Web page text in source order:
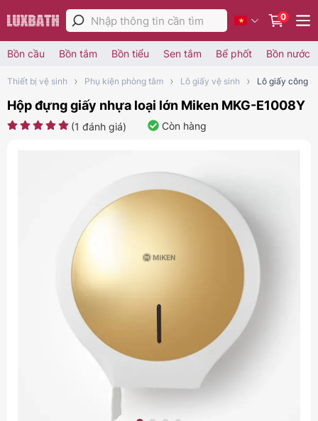
0
Bồn cầu Bồn tắm Bồn tiểu Sen tắm Bể phốt Bồn nước
Thiết bị vệ sinh Phụ kiện phòng tắm Lô giấy vệ sinh Lô giấy công
Hộp đựng giấy nhựa loại lớn Miken MKG-E1008Y
(1 đánh giá) Còn hàng